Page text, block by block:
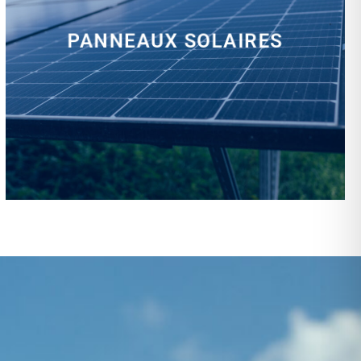
PANNEAUX SOLAIRES
installation, rénovation, dépannage…